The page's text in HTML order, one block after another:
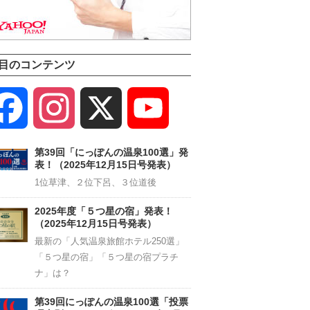
のコンテンツ
Facebook Instagram
Channel
第39回「にっぽんの温泉100選」発
表！（2025年12月15日号発表）
1位草津、２位下呂、３位道後
2025年度「５つ星の宿」発表！
（2025年12月15日号発表）
最新の「人気温泉旅館ホテル250選」
「５つ星の宿」「５つ星の宿プラチ
ナ」は？
第39回にっぽんの温泉100選「投票